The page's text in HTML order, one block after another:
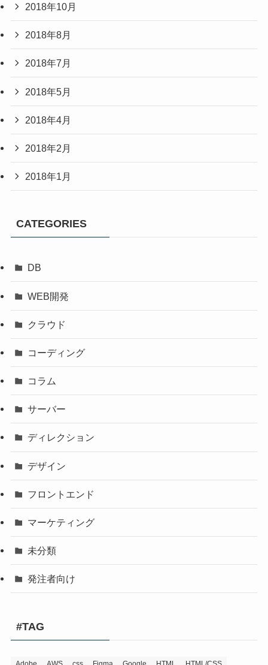
2018年10月
2018年8月
2018年7月
2018年5月
2018年4月
2018年2月
2018年1月
CATEGORIES
DB
WEB開発
クラウド
コーディング
コラム
サーバー
ディレクション
デザイン
フロントエンド
マーケティング
未分類
発注者向け
#TAG